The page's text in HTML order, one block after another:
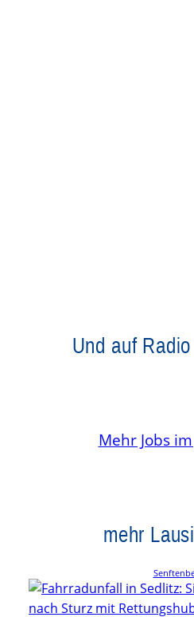
Und auf
Mehr Jobs
mehr